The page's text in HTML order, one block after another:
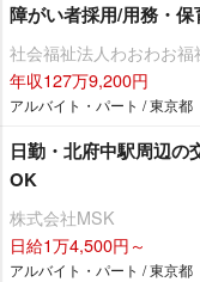
障がい者採用/用務・
社会福祉法人わおわお福
年収127万9,200円
アルバイト・パート / 東京都
日勤・北府中駅周辺の
OK
株式会社MSK
日給1万4,500円～
アルバイト・パート / 東京都